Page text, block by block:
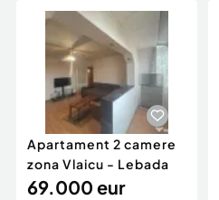
Apartament 2 camere
zona Vlaicu - Lebada
69.000 eur